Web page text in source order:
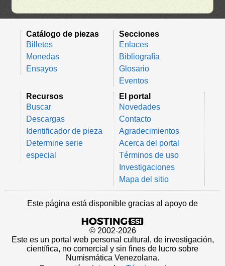
Catálogo de piezas
Billetes
Monedas
Ensayos
Secciones
Enlaces
Bibliografía
Glosario
Eventos
Recursos
Buscar
Descargas
Identificador de pieza
Determine serie
especial
El portal
Novedades
Contacto
Agradecimientos
Acerca del portal
Términos de uso
Investigaciones
Mapa del sitio
Este página está disponible gracias al apoyo de
© 2002-2026
Este es un portal web personal cultural, de investigación,
científica, no comercial y sin fines de lucro sobre
Numismática Venezolana.